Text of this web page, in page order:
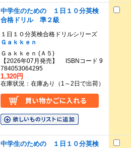
中学生のための １日１０分英検
合格ドリル 準２級
１日１０分英検合格ドリルシリーズ
Ｇａｋｋｅｎ
Ｇａｋｋｅｎ (Ａ５)
【2026年07月発売】 ISBNコード 9
784053064295
1,320円
在庫状況：在庫あり（1～2日で出荷）
中学生のための １日１０分英検